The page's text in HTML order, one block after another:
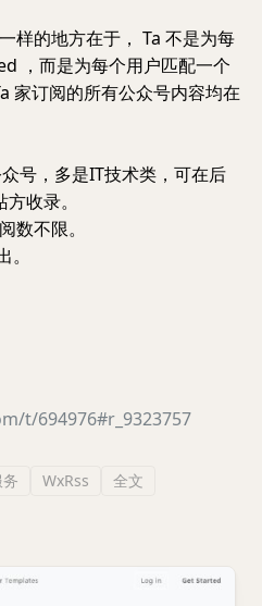
样的地方在于， Ta 不是为每
，而是为每个用户匹配一个
家订阅的所有公众号内容均在
号，多是IT技术类，可在后
收录。
数不限。
。
t/694976#r_9323757
务 WxRss 全文